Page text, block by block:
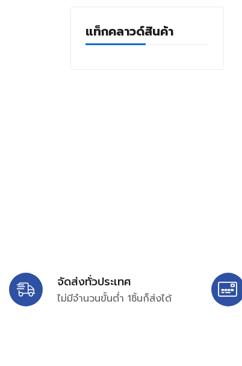
แท็กคลาวด์สินค้า
จัดส่งทั่วประเทศ
ไม่มีจำนวนขั้นต่ำ 1ชิ้นก็ส่งได้